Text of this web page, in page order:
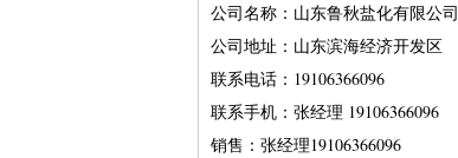
公司名称：山东鲁秋盐化有限公司
公司地址：山东滨海经济开发区
联系电话：19106366096
联系手机：张经理 19106366096
销售：张经理19106366096